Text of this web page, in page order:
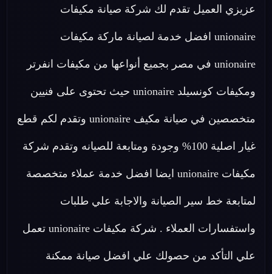
عزيزي العميل تقدم لك شركة صيانة مكيفات
unionaire افضل خدمة لصيانة ماركة مكيفات
unionaire في مصر بجميع أنواعها من مكيفات انفرتر
ومكيفات كونسيلد unionaire حيث تحتوى على فنيين
متخصصين في صيانة مكيف unionaire وتقدم لكم قطع
غيار اصلية 100% وجودة ومتابعة للصيانه وتقدم شركة
مكيفات unionaire ايضا افضل خدمة عملاء متخصصة
لمتابعة خط سير الصيانة والاجابة علي طلبات
واستفسارات العملاء . شركة مكيفات unionaire تعمل
علي التأكد من حصولك علي افضل صيانة ممكنة